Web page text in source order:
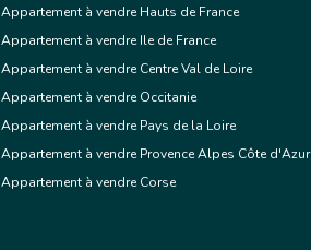
Appartement à vendre Hauts de France
Appartement à vendre Ile de France
Appartement à vendre Centre Val de Loire
Appartement à vendre Occitanie
Appartement à vendre Pays de la Loire
Appartement à vendre Provence Alpes Côte d'Azur
Appartement à vendre Corse